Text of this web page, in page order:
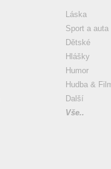
Láska
Sport a auta
Dětské
Hlášky
Humor
Hudba &
Další
Vše..